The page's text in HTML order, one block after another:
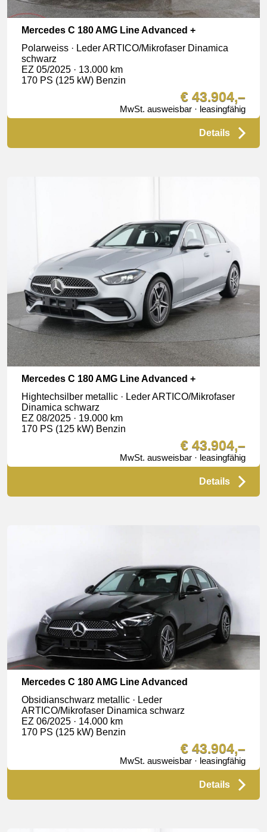
Mercedes C 180 AMG Line Advanced +
Polarweiss · Leder ARTICO/Mikrofaser Dinamica
schwarz
EZ 05/2025 · 13.000 km
170 PS (125 kW) Benzin
€ 43.904,–
MwSt. ausweisbar · leasingfähig
Details
Mercedes C 180 AMG Line Advanced +
Hightechsilber metallic · Leder ARTICO/Mikrofaser
Dinamica schwarz
EZ 08/2025 · 19.000 km
170 PS (125 kW) Benzin
€ 43.904,–
MwSt. ausweisbar · leasingfähig
Details
Mercedes C 180 AMG Line Advanced
Obsidianschwarz metallic · Leder
ARTICO/Mikrofaser Dinamica schwarz
EZ 06/2025 · 14.000 km
170 PS (125 kW) Benzin
€ 43.904,–
MwSt. ausweisbar · leasingfähig
Details